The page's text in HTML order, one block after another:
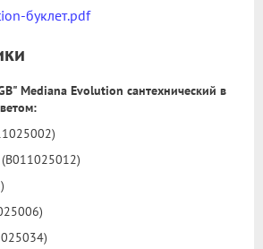
буклет.pdf
Mediana Evolution сантехнический в